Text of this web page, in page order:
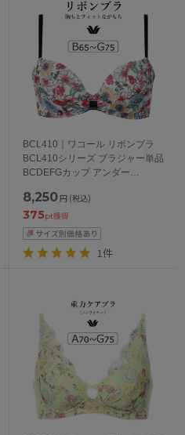
BCL410｜ワコール リボンブラ
BCL410シリーズ ブラジャー単品
BCDEFGカップ アンダー
8,250 円 (税込)
375pt獲得
1件